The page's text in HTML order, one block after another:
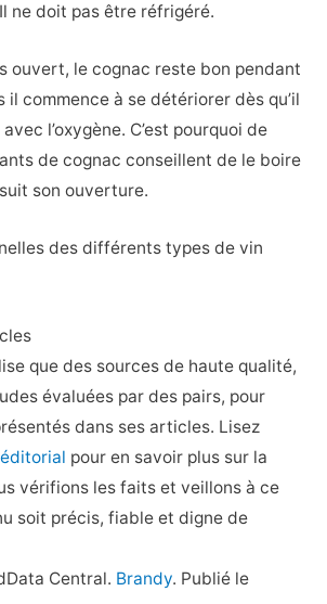
ne doit pas être réfrigéré.
ouvert, le cognac reste bon pendant
il commence à se détériorer dès qu’il
l’oxygène. C’est pourquoi de
de cognac conseillent de le boire
son ouverture.
des différents types de vin
que des sources de haute qualité,
évaluées par des pairs, pour
dans ses articles. Lisez
pour en savoir plus sur la
vérifions les faits et veillons à ce
soit précis, fiable et digne de
Central. Brandy. Publié le